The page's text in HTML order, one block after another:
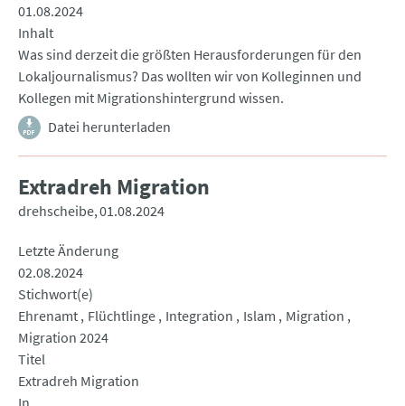
01.08.2024
Inhalt
Was sind derzeit die größten Herausforderungen für den
Lokaljournalismus? Das wollten wir von Kolleginnen und
Kollegen mit Migrationshintergrund wissen.
Datei herunterladen
Extradreh Migration
drehscheibe 01.08.2024
Letzte Änderung
02.08.2024
Stichwort(e)
Ehrenamt Flüchtlinge Integration Islam
Migration
Migration 2024
Titel
Extradreh Migration